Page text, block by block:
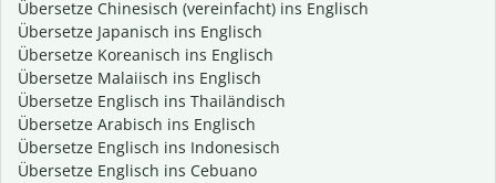
Übersetze Chinesisch (vereinfacht) ins Englisch
Übersetze Japanisch ins Englisch
Übersetze Koreanisch ins Englisch
Übersetze Malaiisch ins Englisch
Übersetze Englisch ins Thailändisch
Übersetze Arabisch ins Englisch
Übersetze Englisch ins Indonesisch
Übersetze Englisch ins Cebuano